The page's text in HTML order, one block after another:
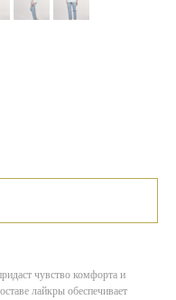
чувство комфорта и
лайкры обеспечивает